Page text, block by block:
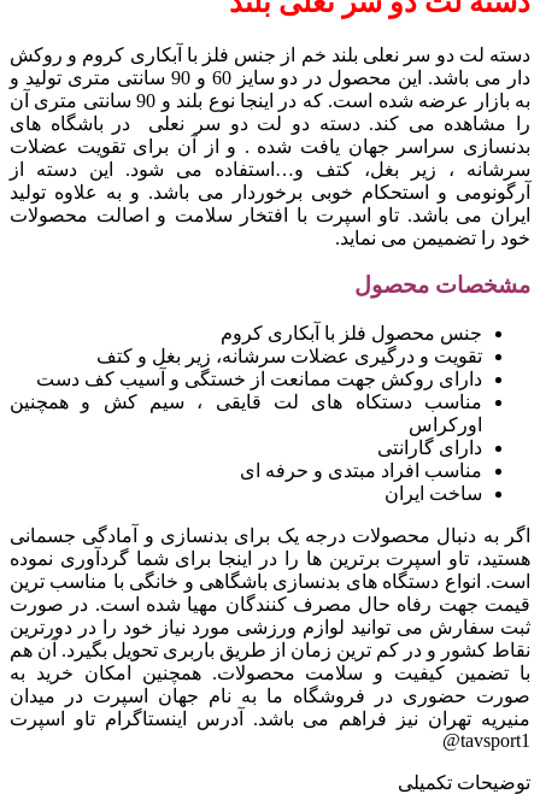
دسته لت دو سر نعلی بلند خم از جنس فلز با آبکاری کروم و روکش
دار می باشد. این محصول در دو سایز 60 و 90 سانتی متری تولید و
به بازار عرضه شده است. که در اینجا نوع بلند و 90 سانتی متری آن
را مشاهده می کند. دسته دو لت دو سر نعلی در باشگاه های
بدنسازی سراسر جهان یافت شده . و از آن برای تقویت عضلات
سرشانه ، زیر بغل، کتف و…استفاده می شود. این دسته از
آرگونومی و استحکام خوبی برخوردار می باشد. و به علاوه تولید
ایران می باشد. تاو اسپرت با افتخار سلامت و اصالت محصولات
خود را تضمیمن می نماید.
مشخصات محصول
جنس محصول فلز با آبکاری کروم
تقویت و درگیری عضلات سرشانه، زیر بغل و کتف
دارای روکش جهت ممانعت از خستگی و آسیب کف دست
مناسب دستکاه های لت قایقی ، سیم کش و همچنین
اورکراس
دارای گارانتی
مناسب افراد مبتدی و حرفه ای
ساخت ایران
اگر به دنبال محصولات درجه یک برای بدنسازی و آمادگی جسمانی
هستید، تاو اسپرت برترین ها را در اینجا برای شما گردآوری نموده
است. انواع دستگاه های بدنسازی باشگاهی و خانگی با مناسب ترین
قیمت جهت رفاه حال مصرف کنندگان مهیا شده است. در صورت
ثبت سفارش می توانید لوازم ورزشی مورد نیاز خود را در دورترین
نقاط کشور و در کم ترین زمان از طریق باربری تحویل بگیرد. آن هم
با تضمین کیفیت و سلامت محصولات. همچنین امکان خرید به
صورت حضوری در فروشگاه ما به نام جهان اسپرت در میدان
منیریه تهران نیز فراهم می باشد. آدرس اینستاگرام تاو اسپرت
tavsport1@
توضیحات تکمیلی